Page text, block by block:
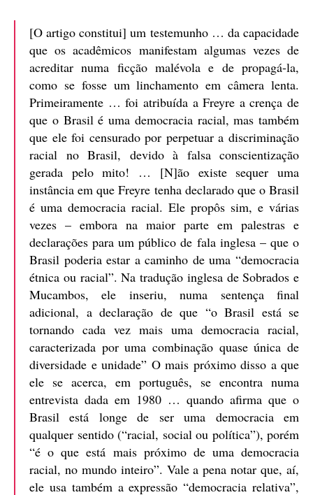
[O artigo constitui] um testemunho … da capacidade
que os acadêmicos manifestam algumas vezes de
acreditar numa ficção malévola e de propagá-la,
como se fosse um linchamento em câmera lenta.
Primeiramente … foi atribuída a Freyre a crença de
que o Brasil é uma democracia racial, mas também
que ele foi censurado por perpetuar a discriminação
racial no Brasil, devido à falsa conscientização
gerada pelo mito! … [N]ão existe sequer uma
instância em que Freyre tenha declarado que o Brasil
é uma democracia racial. Ele propôs sim, e várias
vezes – embora na maior parte em palestras e
declarações para um público de fala inglesa – que o
Brasil poderia estar a caminho de uma “democracia
étnica ou racial”. Na tradução inglesa de Sobrados e
Mucambos, ele inseriu, numa sentença final
adicional, a declaração de que “o Brasil está se
tornando cada vez mais uma democracia racial,
caracterizada por uma combinação quase única de
diversidade e unidade” O mais próximo disso a que
ele se acerca, em português, se encontra numa
entrevista dada em 1980 … quando afirma que o
Brasil está longe de ser uma democracia em
qualquer sentido (“racial, social ou política”), porém
“é o que está mais próximo de uma democracia
racial, no mundo inteiro”. Vale a pena notar que, aí,
ele usa também a expressão “democracia relativa”,